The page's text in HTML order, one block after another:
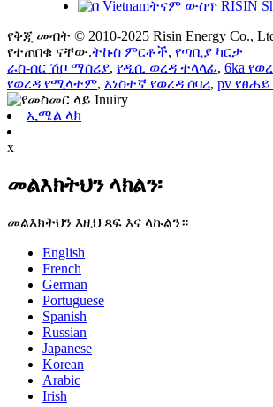
የቅጂ መብት © 2010-2025 Risin Energy
የተጠበቁ ናቸው.ትኩስ ምርቶች, የጣቢያ ካርታ
ራስ-ሰር ሽቦ ማሰሪያ, የዲሲ ወረዳ ተላላፊ, 6ka
የወረዳ የሚላተም, አነስተኛ የወረዳ ሰባሪ, pv
ኢሜል ላክ
x
መልእክትህን ላክልን፡
መልእክትህን እዚህ ጻፍ እና ላኩልን።
English
French
German
Portuguese
Spanish
Russian
Japanese
Korean
Arabic
Irish